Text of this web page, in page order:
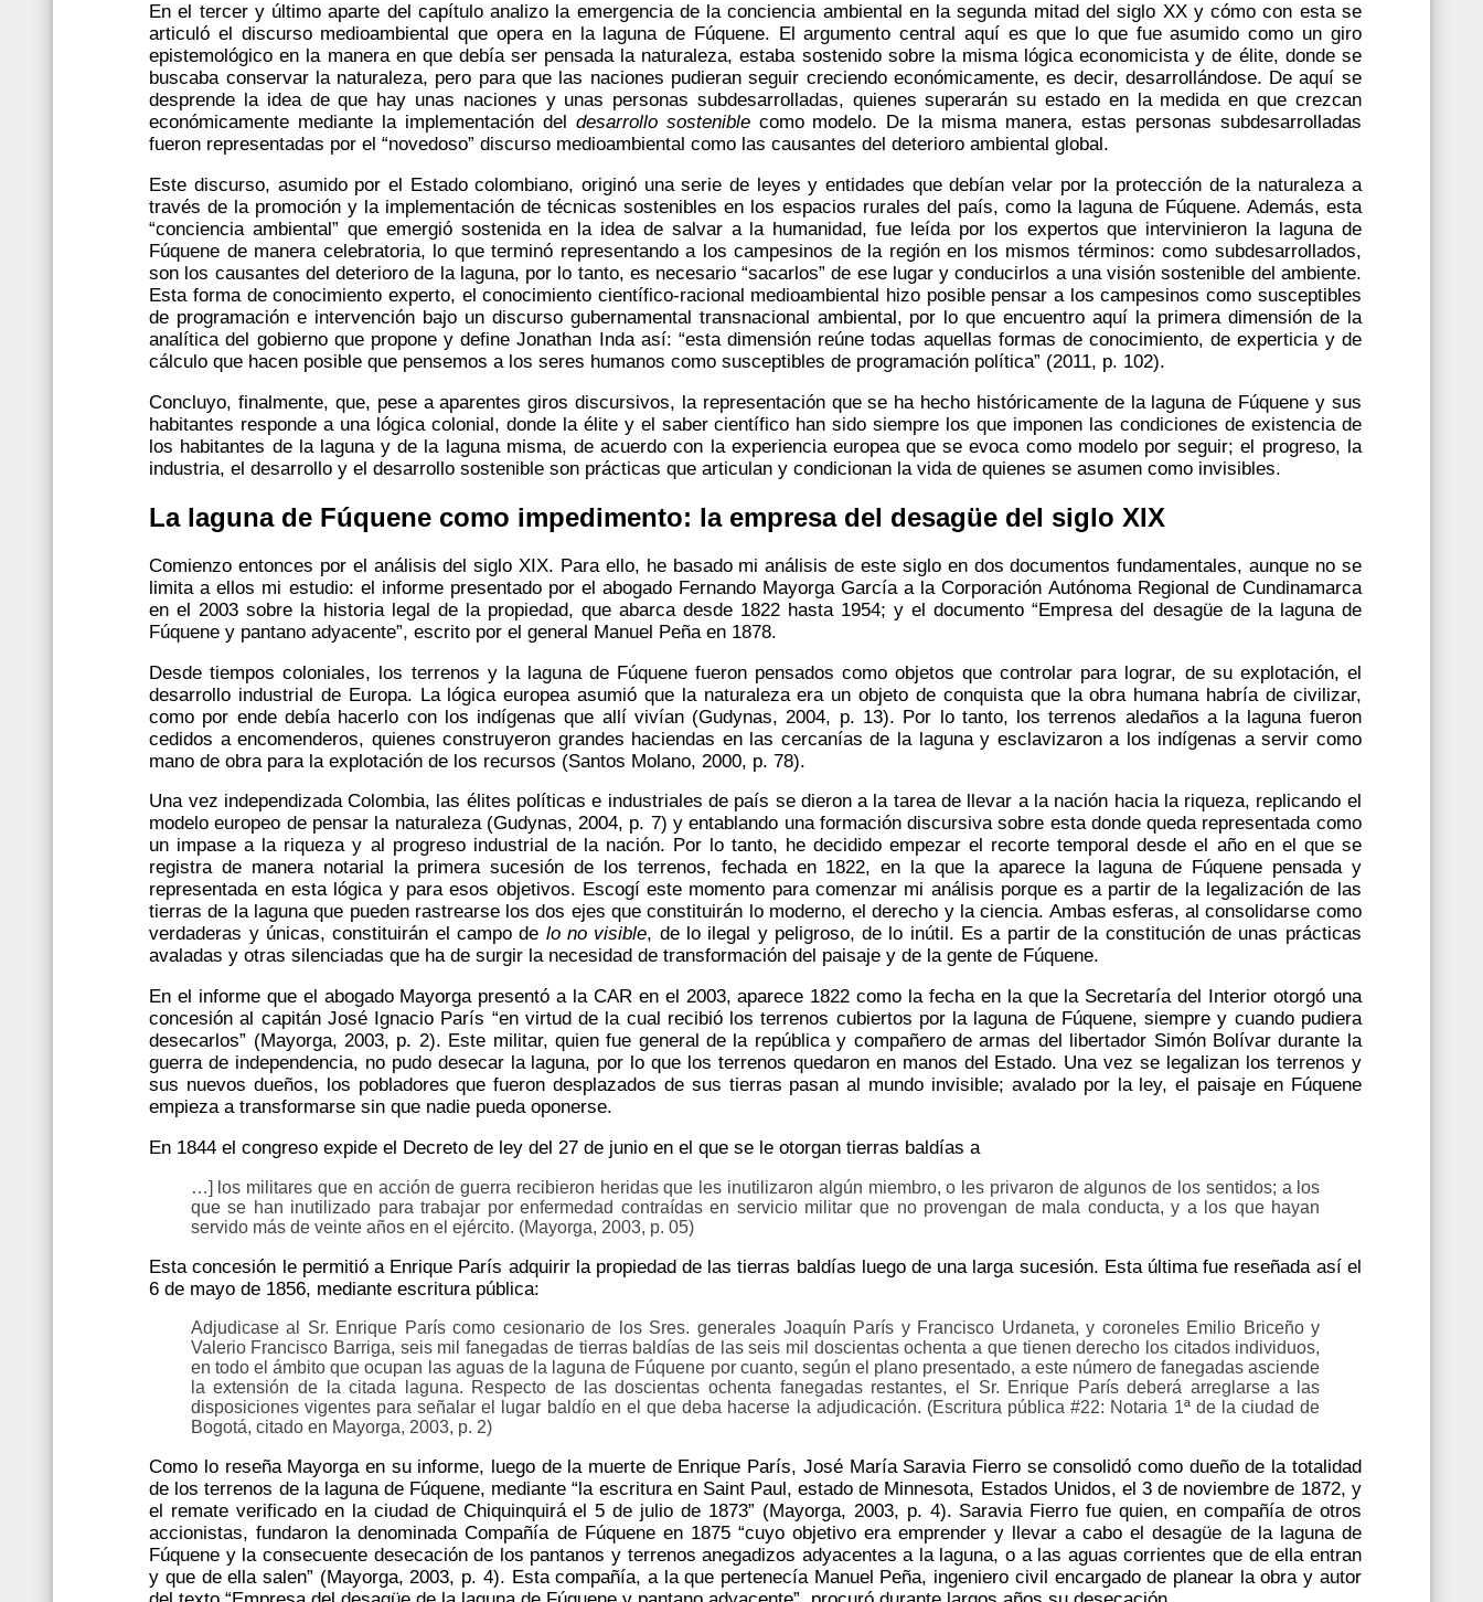
En el tercer y último aparte del capítulo analizo la emergencia de la conciencia ambiental en la segunda mitad del siglo XX y cómo con esta se
articuló el discurso medioambiental que opera en la laguna de Fúquene. El argumento central aquí es que lo que fue asumido como un giro
epistemológico en la manera en que debía ser pensada la naturaleza, estaba sostenido sobre la misma lógica economicista y de élite, donde se
buscaba conservar la naturaleza, pero para que las naciones pudieran seguir creciendo económicamente, es decir, desarrollándose. De aquí se
desprende la idea de que hay unas naciones y unas personas subdesarrolladas, quienes superarán su estado en la medida en que crezcan
económicamente mediante la implementación del desarrollo sosteniblecomo modelo. De la misma manera, estas personas subdesarrolladas
fueron representadas por el “novedoso” discurso medioambiental como las causantes del deterioro ambiental global.
Este discurso, asumido por el Estado colombiano, originó una serie de leyes y entidades que debían velar por la protección de la naturaleza a
través de la promoción y la implementación de técnicas sostenibles en los espacios rurales del país, como la laguna de Fúquene. Además, esta
“conciencia ambiental” que emergió sostenida en la idea de salvar a la humanidad, fue leída por los expertos que intervinieron la laguna de
Fúquene de manera celebratoria, lo que terminó representando a los campesinos de la región en los mismos términos: como subdesarrollados,
son los causantes del deterioro de la laguna, por lo tanto, es necesario “sacarlos” de ese lugar y conducirlos a una visión sostenible del ambiente.
Esta forma de conocimiento experto, el conocimiento científico-racional medioambiental hizo posible pensar a los campesinos como susceptibles
de programación e intervención bajo un discurso gubernamental transnacional ambiental, por lo que encuentro aquí la primera dimensión de la
analítica del gobierno que propone y define Jonathan Inda así: “esta dimensión reúne todas aquellas formas de conocimiento, de experticia y de
cálculo que hacen posible que pensemos a los seres humanos como susceptibles de programación política” (2011, p. 102).
Concluyo, finalmente, que, pese a aparentes giros discursivos, la representación que se ha hecho históricamente de la laguna de Fúquene y sus
habitantes responde a una lógica colonial, donde la élite y el saber científico han sido siempre los que imponen las condiciones de existencia de
los habitantes de la laguna y de la laguna misma, de acuerdo con la experiencia europea que se evoca como modelo por seguir; el progreso, la
industria, el desarrollo y el desarrollo sostenible son prácticas que articulan y condicionan la vida de quienes se asumen como invisibles.
La laguna de Fúquene como impedimento: la empresa del desagüe del siglo XIX
Comienzo entonces por el análisis del siglo XIX. Para ello, he basado mi análisis de este siglo en dos documentos fundamentales, aunque no se
limita a ellos mi estudio: el informe presentado por el abogado Fernando Mayorga García a la Corporación Autónoma Regional de Cundinamarca
en el 2003 sobre la historia legal de la propiedad, que abarca desde 1822 hasta 1954; y el documento “Empresa del desagüe de la laguna de
Fúquene y pantano adyacente”, escrito por el general Manuel Peña en 1878.
Desde tiempos coloniales, los terrenos y la laguna de Fúquene fueron pensados como objetos que controlar para lograr, de su explotación, el
desarrollo industrial de Europa. La lógica europea asumió que la naturaleza era un objeto de conquista que la obra humana habría de civilizar,
como por ende debía hacerlo con los indígenas que allí vivían (Gudynas, 2004, p. 13). Por lo tanto, los terrenos aledaños a la laguna fueron
cedidos a encomenderos, quienes construyeron grandes haciendas en las cercanías de la laguna y esclavizaron a los indígenas a servir como
mano de obra para la explotación de los recursos (Santos Molano, 2000, p. 78).
Una vez independizada Colombia, las élites políticas e industriales de país se dieron a la tarea de llevar a la nación hacia la riqueza, replicando el
modelo europeo de pensar la naturaleza (Gudynas, 2004, p. 7) y entablando una formación discursiva sobre esta donde queda representada como
un impase a la riqueza y al progreso industrial de la nación. Por lo tanto, he decidido empezar el recorte temporal desde el año en el que se
registra de manera notarial la primera sucesión de los terrenos, fechada en 1822, en la que la aparece la laguna de Fúquene pensada y
representada en esta lógica y para esos objetivos. Escogí este momento para comenzar mi análisis porque es a partir de la legalización de las
tierras de la laguna que pueden rastrearse los dos ejes que constituirán lo moderno, el derecho y la ciencia. Ambas esferas, al consolidarse como
verdaderas y únicas, constituirán el campo de lo no visible, de lo ilegal y peligroso, de lo inútil. Es a partir de la constitución de unas prácticas
avaladas y otras silenciadas que ha de surgir la necesidad de transformación del paisaje y de la gente de Fúquene.
En el informe que el abogado Mayorga presentó a la CAR en el 2003, aparece 1822 como la fecha en la que la Secretaría del Interior otorgó una
concesión al capitán José Ignacio París “en virtud de la cual recibió los terrenos cubiertos por la laguna de Fúquene, siempre y cuando pudiera
desecarlos” (Mayorga, 2003, p. 2). Este militar, quien fue general de la república y compañero de armas del libertador Simón Bolívar durante la
guerra de independencia, no pudo desecar la laguna, por lo que los terrenos quedaron en manos del Estado. Una vez se legalizan los terrenos y
sus nuevos dueños, los pobladores que fueron desplazados de sus tierras pasan al mundo invisible; avalado por la ley, el paisaje en Fúquene
empieza a transformarse sin que nadie pueda oponerse.
En 1844 el congreso expide el Decreto de ley del 27 de junio en el que se le otorgan tierras baldías a
…] los militares que en acción de guerra recibieron heridas que les inutilizaron algún miembro, o les privaron de algunos de los sentidos; a los
que se han inutilizado para trabajar por enfermedad contraídas en servicio militar que no provengan de mala conducta, y a los que hayan
servido más de veinte años en el ejército. (Mayorga, 2003, p. 05)
Esta concesión le permitió a Enrique París adquirir la propiedad de las tierras baldías luego de una larga sucesión. Esta última fue reseñada así el
6 de mayo de 1856, mediante escritura pública:
Adjudicase al Sr. Enrique París como cesionario de los Sres. generales Joaquín París y Francisco Urdaneta, y coroneles Emilio Briceño y
Valerio Francisco Barriga, seis mil fanegadas de tierras baldías de las seis mil doscientas ochenta a que tienen derecho los citados individuos,
en todo el ámbito que ocupan las aguas de la laguna de Fúquene por cuanto, según el plano presentado, a este número de fanegadas asciende
la extensión de la citada laguna. Respecto de las doscientas ochenta fanegadas restantes, el Sr. Enrique París deberá arreglarse a las
disposiciones vigentes para señalar el lugar baldío en el que deba hacerse la adjudicación. (Escritura pública #22: Notaria 1ª de la ciudad de
Bogotá, citado en Mayorga, 2003, p. 2)
Como lo reseña Mayorga en su informe, luego de la muerte de Enrique París, José María Saravia Fierro se consolidó como dueño de la totalidad
de los terrenos de la laguna de Fúquene, mediante “la escritura en Saint Paul, estado de Minnesota, Estados Unidos, el 3 de noviembre de 1872, y
el remate verificado en la ciudad de Chiquinquirá el 5 de julio de 1873” (Mayorga, 2003, p. 4). Saravia Fierro fue quien, en compañía de otros
accionistas, fundaron la denominada Compañía de Fúquene en 1875 “cuyo objetivo era emprender y llevar a cabo el desagüe de la laguna de
Fúquene y la consecuente desecación de los pantanos y terrenos anegadizos adyacentes a la laguna, o a las aguas corrientes que de ella entran
y que de ella salen” (Mayorga, 2003, p. 4). Esta compañía, a la que pertenecía Manuel Peña, ingeniero civil encargado de planear la obra y autor